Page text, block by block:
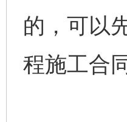
的，可以
程施工合